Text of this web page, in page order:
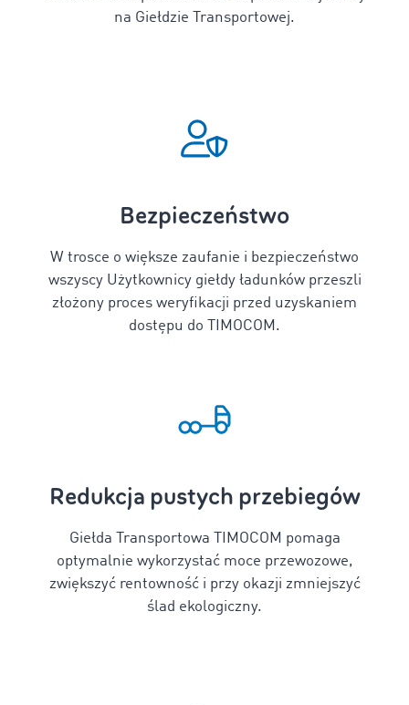
na Giełdzie Transportowej.
Bezpieczeństwo
W trosce o większe zaufanie i bezpieczeństwo
wszyscy Użytkownicy giełdy ładunków przeszli
złożony proces weryfikacji przed uzyskaniem
dostępu do TIMOCOM.
Redukcja pustych przebiegów
Giełda Transportowa TIMOCOM pomaga
optymalnie wykorzystać moce przewozowe,
zwiększyć rentowność i przy okazji zmniejszyć
ślad ekologiczny.